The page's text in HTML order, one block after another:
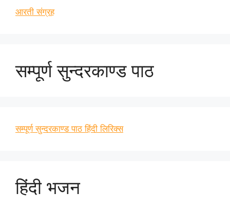
आरती संग्रह
सम्पूर्ण सुन्दरकाण्ड पाठ
सम्पूर्ण सुन्दरकाण्ड पाठ हिंदी लिरिक्स
हिंदी भजन